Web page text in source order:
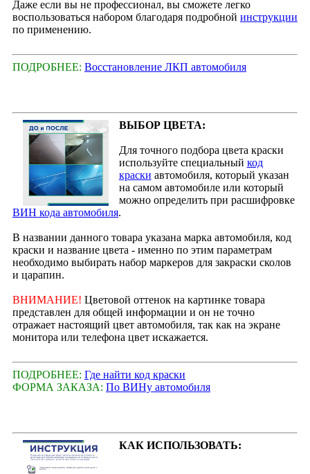
Даже если вы не профессионал, вы сможете легко
воспользоваться набором благодаря подробной инструкции
по применению.
ПОДРОБНЕЕ: Восстановление ЛКП автомобиля
ВЫБОР ЦВЕТА:
Для точного подбора цвета краски
используйте специальный код
краски автомобиля, который указан
на самом автомобиле или который
можно определить при расшифровке
ВИН кода автомобиля.
В названии данного товара указана марка автомобиля, код
краски и название цвета - именно по этим параметрам
необходимо выбирать набор маркеров для закраски сколов
и царапин.
ВНИМАНИЕ! Цветовой оттенок на картинке товара
представлен для общей информации и он не точно
отражает настоящий цвет автомобиля, так как на экране
монитора или телефона цвет искажается.
ПОДРОБНЕЕ: Где найти код краски
ФОРМА ЗАКАЗА: По ВИНу автомобиля
КАК ИСПОЛЬЗОВАТЬ: